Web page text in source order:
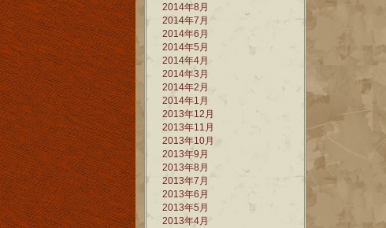
2014年8月
2014年7月
2014年6月
2014年5月
2014年4月
2014年3月
2014年2月
2014年1月
2013年12月
2013年11月
2013年10月
2013年9月
2013年8月
2013年7月
2013年6月
2013年5月
2013年4月